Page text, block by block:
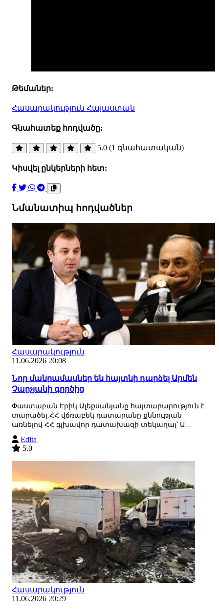
Թեմաներ:
Հասարակություն Հայաստան
Գնահատեք հոդվածը:
5.0 (1 գնահատական)
Կիսվել ընկերների հետ:
Նմանատիպ հոդվածներ
Հասարակություն
11.06.2026 20:08
Նոր մանրամասներ են հայտնի դարձել Արմեն
Չարչյանի գործից
Փաստաբան Էրիկ Ալեքսանյանը հայտարարություն է
տարածել.ՀՀ վճռաբեկ դատարանը քննության
առնելով ՀՀ գլխավոր դատախազի տեկաղալ՝ Ա...
Edita
5.0
Հասարակություն
11.06.2026 20:29